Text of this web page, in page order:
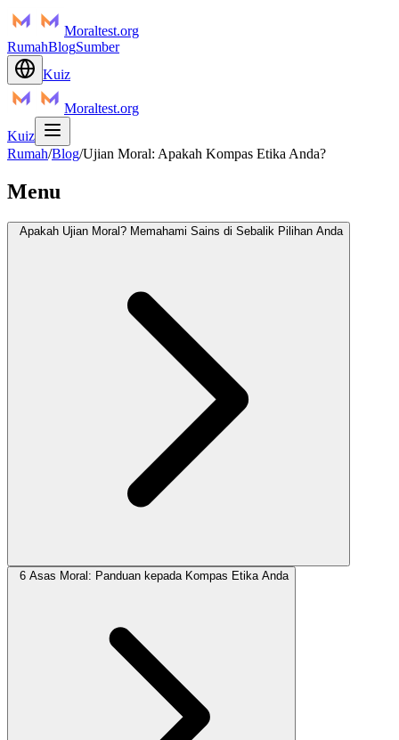
Moraltest.org
RumahBlogSumber
Kuiz
Moraltest.org
Kuiz
Rumah/Blog/Ujian Moral: Apakah Kompas Etika Anda?
Menu
Apakah Ujian Moral? Memahami Sains di Sebalik Pilihan Anda
6 Asas Moral: Panduan kepada Kompas Etika Anda